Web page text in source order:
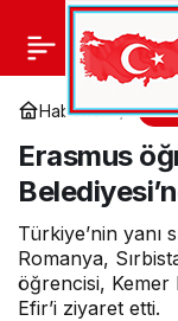
Haberler
Erasmus
Türkiye’nin yanı
Romanya,
öğrencisi, Kemer
Efir’i ziyaret etti.
Başkan Tugay’a
dünyadan tebrik
yağdı